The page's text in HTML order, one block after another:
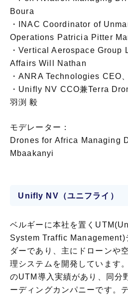
Boura
・INAC Coordinator of
Operations Patricia Pitter
・Vertical Aerospace Group
Affairs Will Nathan
・ANRA Technologies CEO
・Unifly NV CCO兼Terra
羽渕 毅
モデレーター：
Drones for Africa Managing
Mbaakanyi
Unifly NV（ユニフライ）
ベルギーに本社を置く
System Traffic Management)
ダーであり、主にドローンや
理システムを開発しています
のUTM導入実績があり、同分
ーディングカンパニーです。